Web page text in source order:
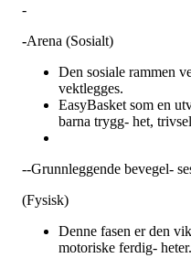
-
-Arena (Sosialt)
Den sosiale rammen
vektlegges.
EasyBasket som en
barna trygg- het,
--Grunnleggende bevegel-
(Fysisk)
Denne fasen er den
motoriske ferdig-